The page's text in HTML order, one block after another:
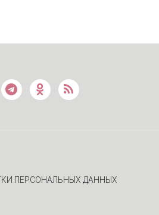
ПЕРСОНАЛЬНЫХ ДАННЫХ